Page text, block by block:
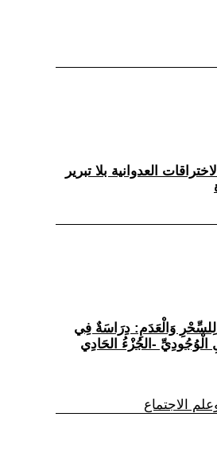
لِلسِّحْرِ وَالْعَدَمِ: دِرَاسَةٌ فِي
الْوُجُودِيِّ -الجُزْءُ الحَادِي
الاجتماع